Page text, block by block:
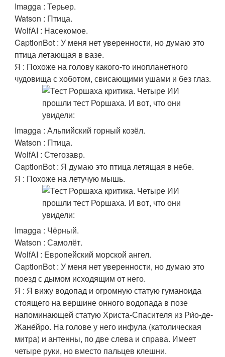
Imagga : Терьер.
Watson : Птица.
WolfAI : Насекомое.
CaptionBot : У меня нет уверенности, но думаю это
птица летающая в вазе.
Я : Похоже на голову какого-то инопланетного
чудовища с хоботом, свисающими ушами и без глаз.
Imagga : Альпийский горный козёл.
Watson : Птица.
WolfAI : Стегозавр.
CaptionBot : Я думаю это птица летящая в небе.
Я : Похоже на летучую мышь.
Imagga : Чёрный.
Watson : Самолёт.
WolfAI : Европейский морской ангел.
CaptionBot : У меня нет уверенности, но думаю это
поезд с дымом исходящим от него.
Я : Я вижу водопад и огромную статую гуманоида
стоящего на вершине онного водопада в позе
напоминающей статую Христа-Спасителя из Ри́о-де-
Жане́йро. На голове у него инфула (католическая
митра) и антенны, по две слева и справа. Имеет
четыре руки, но вместо пальцев клешни.